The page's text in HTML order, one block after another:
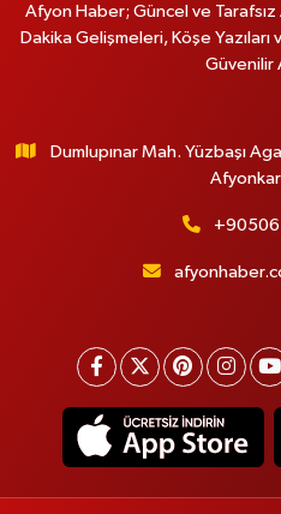
Afyon Haber; Güncel ve
Dakika Gelişmeleri, Köşe
Güvenilir
Dumlupınar Mah. Yüzbaşı
+90506